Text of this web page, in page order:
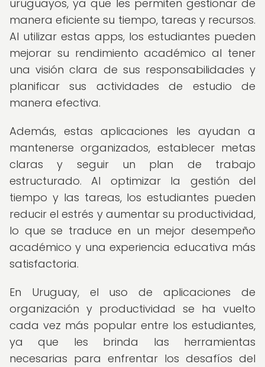
uruguayos, ya que les permiten gestionar de
manera eficiente su tiempo, tareas y recursos.
Al utilizar estas apps, los estudiantes pueden
mejorar su rendimiento académico al tener
una visión clara de sus responsabilidades y
planificar sus actividades de estudio de
manera efectiva.
Además, estas aplicaciones les ayudan a
mantenerse organizados, establecer metas
claras y seguir un plan de trabajo
estructurado. Al optimizar la gestión del
tiempo y las tareas, los estudiantes pueden
reducir el estrés y aumentar su productividad,
lo que se traduce en un mejor desempeño
académico y una experiencia educativa más
satisfactoria.
En Uruguay, el uso de aplicaciones de
organización y productividad se ha vuelto
cada vez más popular entre los estudiantes,
ya que les brinda las herramientas
necesarias para enfrentar los desafíos del